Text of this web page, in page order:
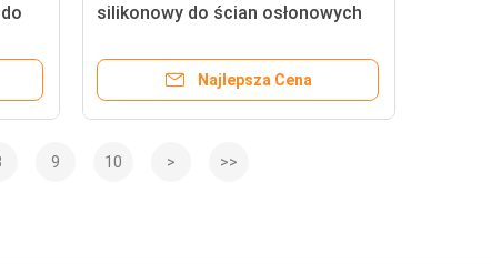
silikonowy do ścian osłonowych
Najlepsza Cena
9 10 > >>